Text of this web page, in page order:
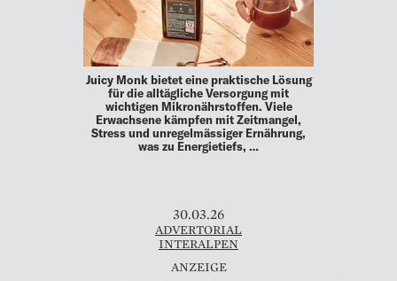
Juicy Monk bietet eine praktische Lösung
für die alltägliche Versorgung mit
wichtigen Mikronährstoffen. Viele
Erwachsene kämpfen mit Zeitmangel,
Stress und unregelmässiger Ernährung,
was zu Energietiefs, …
30.03.26
ADVERTORIAL
INTERALPEN